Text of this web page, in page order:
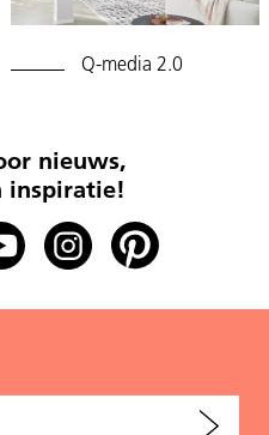
Q-media 2.0
nieuws,
inspiratie!